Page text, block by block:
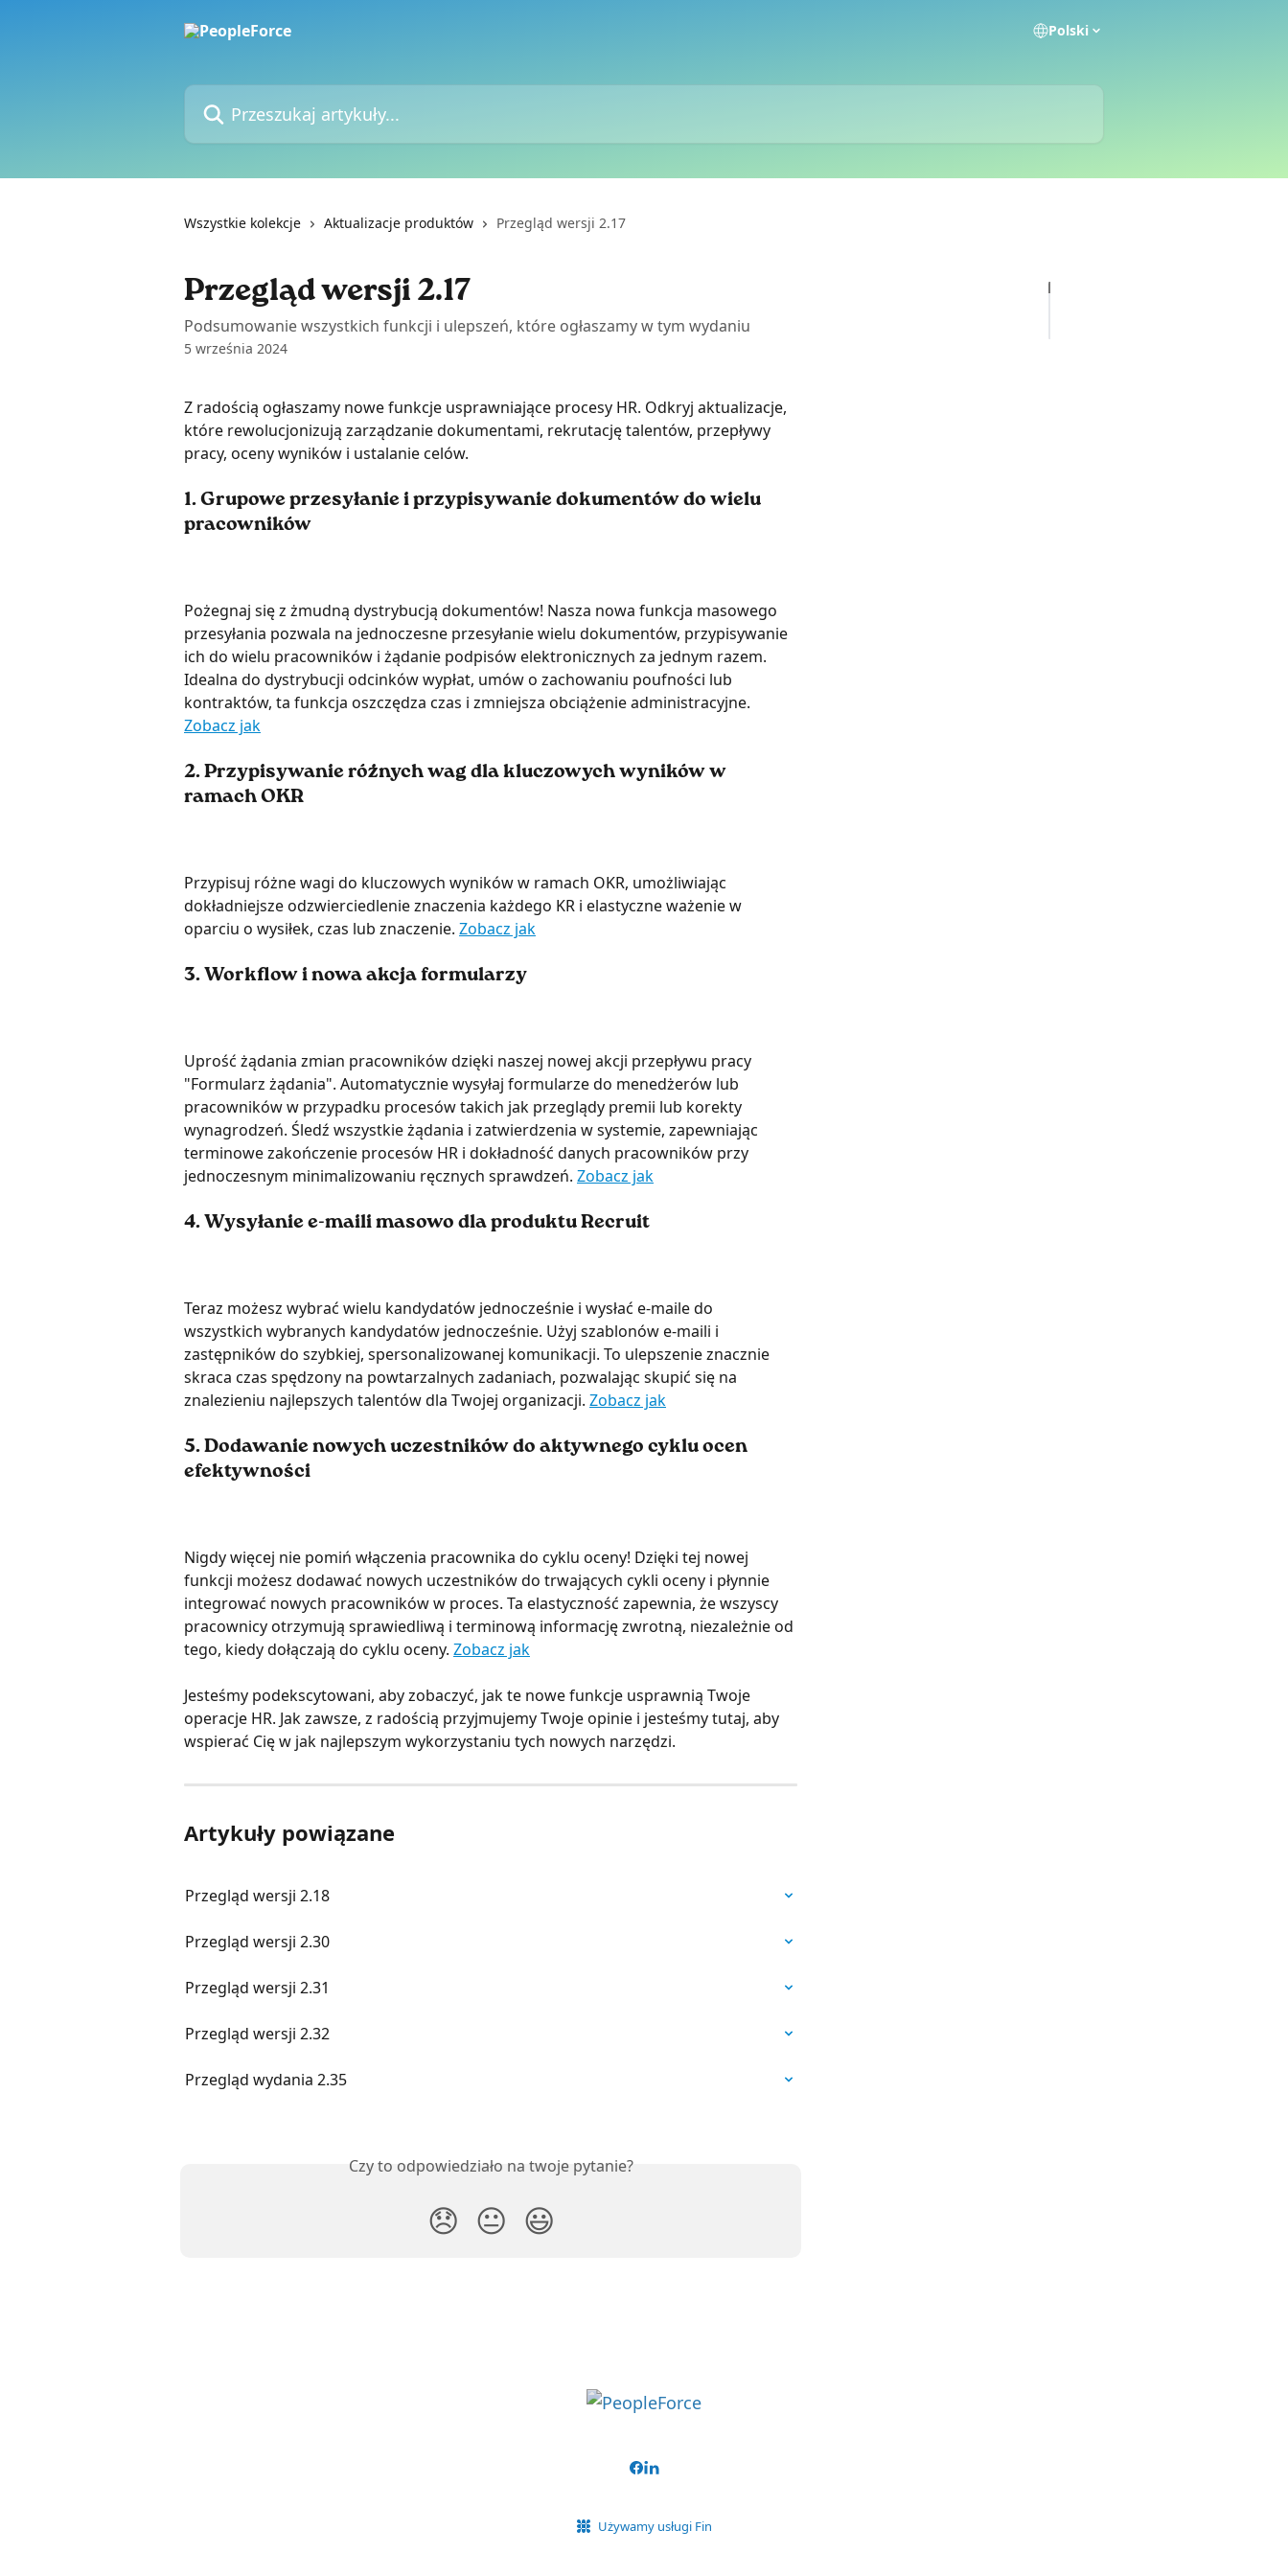
Polski
Przeszukaj artykuły...
Wszystkie kolekcje Aktualizacje produktów Przegląd wersji 2.17
Przegląd wersji 2.17
Podsumowanie wszystkich funkcji i ulepszeń, które ogłaszamy w tym wydaniu
5 września 2024
Z radością ogłaszamy nowe funkcje usprawniające procesy HR. Odkryj aktualizacje,
które rewolucjonizują zarządzanie dokumentami, rekrutację talentów, przepływy
pracy, oceny wyników i ustalanie celów.
1. Grupowe przesyłanie i przypisywanie dokumentów do wielu
pracowników
Pożegnaj się z żmudną dystrybucją dokumentów! Nasza nowa funkcja masowego
przesyłania pozwala na jednoczesne przesyłanie wielu dokumentów, przypisywanie
ich do wielu pracowników i żądanie podpisów elektronicznych za jednym razem.
Idealna do dystrybucji odcinków wypłat, umów o zachowaniu poufności lub
kontraktów, ta funkcja oszczędza czas i zmniejsza obciążenie administracyjne.
Zobacz jak
2. Przypisywanie różnych wag dla kluczowych wyników w
ramach OKR
Przypisuj różne wagi do kluczowych wyników w ramach OKR, umożliwiając
dokładniejsze odzwierciedlenie znaczenia każdego KR i elastyczne ważenie w
oparciu o wysiłek, czas lub znaczenie. Zobacz jak
3. Workflow i nowa akcja formularzy
Uprość żądania zmian pracowników dzięki naszej nowej akcji przepływu pracy
"Formularz żądania". Automatycznie wysyłaj formularze do menedżerów lub
pracowników w przypadku procesów takich jak przeglądy premii lub korekty
wynagrodzeń. Śledź wszystkie żądania i zatwierdzenia w systemie, zapewniając
terminowe zakończenie procesów HR i dokładność danych pracowników przy
jednoczesnym minimalizowaniu ręcznych sprawdzeń. Zobacz jak
4. Wysyłanie e-maili masowo dla produktu Recruit
Teraz możesz wybrać wielu kandydatów jednocześnie i wysłać e-maile do
wszystkich wybranych kandydatów jednocześnie. Użyj szablonów e-maili i
zastępników do szybkiej, spersonalizowanej komunikacji. To ulepszenie znacznie
skraca czas spędzony na powtarzalnych zadaniach, pozwalając skupić się na
znalezieniu najlepszych talentów dla Twojej organizacji. Zobacz jak
5. Dodawanie nowych uczestników do aktywnego cyklu ocen
efektywności
Nigdy więcej nie pomiń włączenia pracownika do cyklu oceny! Dzięki tej nowej
funkcji możesz dodawać nowych uczestników do trwających cykli oceny i płynnie
integrować nowych pracowników w proces. Ta elastyczność zapewnia, że wszyscy
pracownicy otrzymują sprawiedliwą i terminową informację zwrotną, niezależnie od
tego, kiedy dołączają do cyklu oceny. Zobacz jak
Jesteśmy podekscytowani, aby zobaczyć, jak te nowe funkcje usprawnią Twoje
operacje HR. Jak zawsze, z radością przyjmujemy Twoje opinie i jesteśmy tutaj, aby
wspierać Cię w jak najlepszym wykorzystaniu tych nowych narzędzi.
Artykuły powiązane
Przegląd wersji 2.18
Przegląd wersji 2.30
Przegląd wersji 2.31
Przegląd wersji 2.32
Przegląd wydania 2.35
Czy to odpowiedziało na twoje pytanie?
😞 😐 😃
Używamy usługi Fin